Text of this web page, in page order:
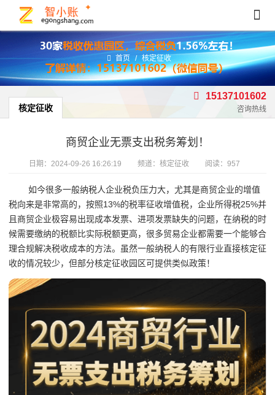
首页 / 核定征收
核定征收
15137101602
咨询热线
商贸企业无票支出税务筹划！
日期： 2024-09-26 16:26:19 频道： 核定征收 阅读：957
如今很多一般纳税人企业税负压力大，尤其是商贸企业的增值
税向来是非常高的，按照13%的税率征收增值税，企业所得税25%并
且商贸企业极容易出现成本发票、进项发票缺失的问题，在纳税的时
候需要缴纳的税额比实际税额更高，很多贸易企业都需要一个能够合
理合规解决税收成本的方法。虽然一般纳税人的有限行业直接核定征
收的情况较少，但部分核定征收园区可提供类似政策！